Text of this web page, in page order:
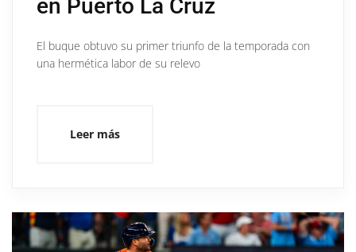
en Puerto La Cruz
El buque obtuvo su primer triunfo de la temporada con
una hermética labor de su relevo
Leer más